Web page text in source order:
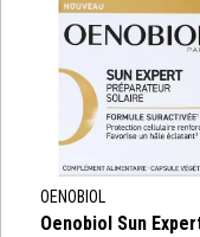
OENOBIOL
Oenobiol Sun